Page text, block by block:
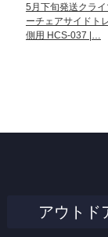
5月下旬発送クライ
ーチェアサイド
側用 HCS-037 |…
アウトド